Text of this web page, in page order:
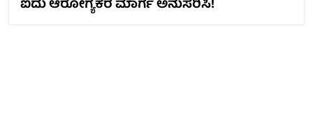
ಐದು ಆರೋಗ್ಯಕರ ಮಾರ್ಗ ಅನುಸರಿಸಿ!